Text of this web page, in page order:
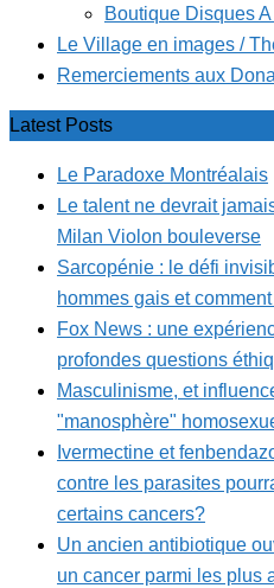
Boutique Disques A
Le Village en images /
Remerciements aux
Latest Posts
Le Paradoxe Montréalais
Le talent ne devrait
Milan Violon bouleverse
Sarcopénie : le défi
hommes gais et
Fox News : une
profondes questions
Masculinisme, et
"manosphère"
Ivermectine et
contre les parasites
certains cancers?
Un ancien antibiotique
un cancer parmi les plus